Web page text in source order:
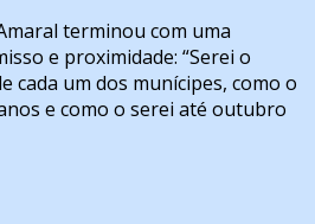
terminou com uma
e proximidade: “Serei o
cada um dos munícipes, como o
e como o serei até outubro